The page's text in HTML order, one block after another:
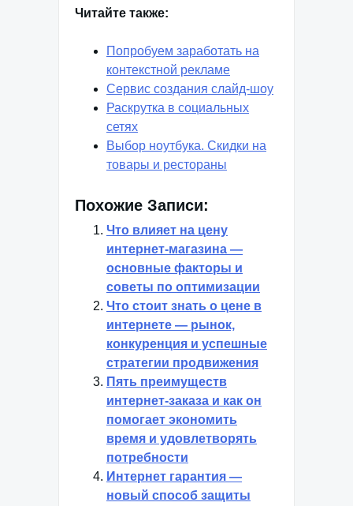
Читайте также:
Попробуем заработать на
контекстной рекламе
Сервис создания слайд-шоу
Раскрутка в социальных
сетях
Выбор ноутбука. Скидки на
товары и рестораны
Похожие Записи:
Что влияет на цену
интернет-магазина —
основные факторы и
советы по оптимизации
Что стоит знать о цене в
интернете — рынок,
конкуренция и успешные
стратегии продвижения
Пять преимуществ
интернет-заказа и как он
помогает экономить
время и удовлетворять
потребности
Интернет гарантия —
новый способ защиты